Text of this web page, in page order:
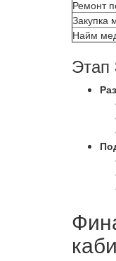
Ремонт
Закупка
Найм
Этап